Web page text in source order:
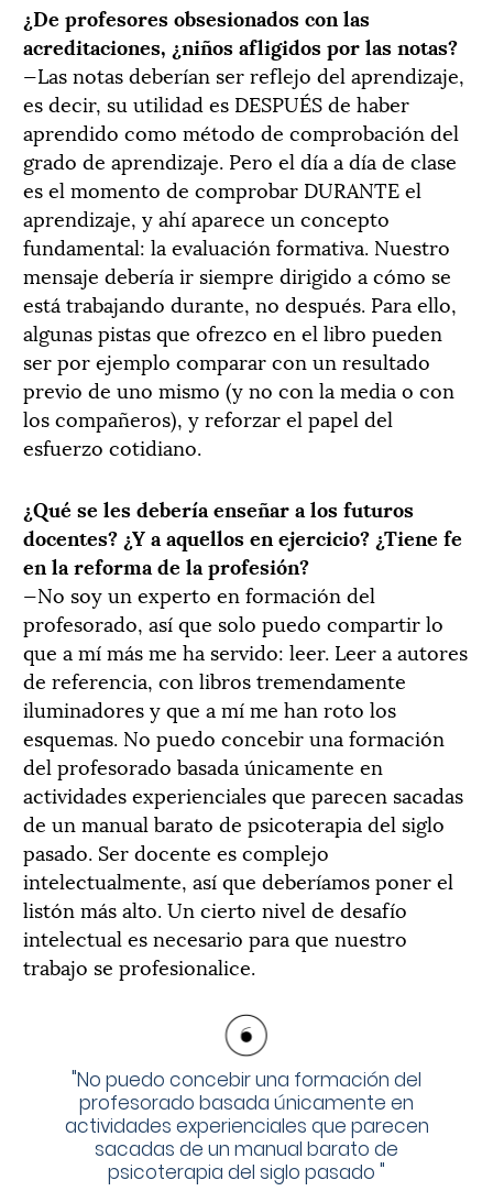
¿De profesores obsesionados con las
acreditaciones, ¿niños afligidos por las notas?
—Las notas deberían ser reflejo del aprendizaje,
es decir, su utilidad es DESPUÉS de haber
aprendido como método de comprobación del
grado de aprendizaje. Pero el día a día de clase
es el momento de comprobar DURANTE el
aprendizaje, y ahí aparece un concepto
fundamental: la evaluación formativa. Nuestro
mensaje debería ir siempre dirigido a cómo se
está trabajando durante, no después. Para ello,
algunas pistas que ofrezco en el libro pueden
ser por ejemplo comparar con un resultado
previo de uno mismo (y no con la media o con
los compañeros), y reforzar el papel del
esfuerzo cotidiano.
¿Qué se les debería enseñar a los futuros
docentes? ¿Y a aquellos en ejercicio? ¿Tiene fe
en la reforma de la profesión?
—No soy un experto en formación del
profesorado, así que solo puedo compartir lo
que a mí más me ha servido: leer. Leer a autores
de referencia, con libros tremendamente
iluminadores y que a mí me han roto los
esquemas. No puedo concebir una formación
del profesorado basada únicamente en
actividades experienciales que parecen sacadas
de un manual barato de psicoterapia del siglo
pasado. Ser docente es complejo
intelectualmente, así que deberíamos poner el
listón más alto. Un cierto nivel de desafío
intelectual es necesario para que nuestro
trabajo se profesionalice.
"No puedo concebir una formación del
profesorado basada únicamente en
actividades experienciales que parecen
sacadas de un manual barato de
psicoterapia del siglo pasado "